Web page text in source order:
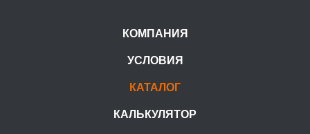
КОМПАНИЯ
УСЛОВИЯ
КАТАЛОГ
КАЛЬКУЛЯТОР